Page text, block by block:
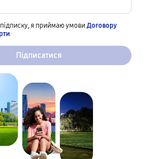
я приймаю умови Договору
Підписатися